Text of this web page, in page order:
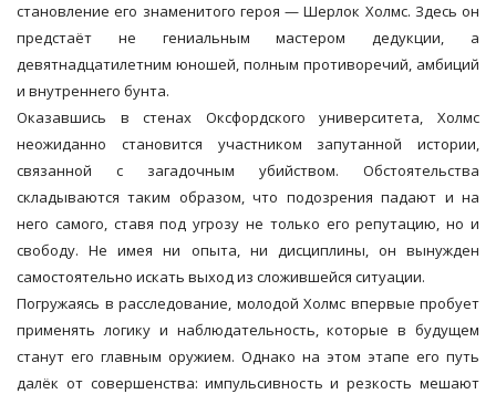
становление его знаменитого героя — Шерлок Холмс. Здесь он
предстаёт не гениальным мастером дедукции, а
девятнадцатилетним юношей, полным противоречий, амбиций
и внутреннего бунта.
Оказавшись в стенах Оксфордского университета, Холмс
неожиданно становится участником запутанной истории,
связанной с загадочным убийством. Обстоятельства
складываются таким образом, что подозрения падают и на
него самого, ставя под угрозу не только его репутацию, но и
свободу. Не имея ни опыта, ни дисциплины, он вынужден
самостоятельно искать выход из сложившейся ситуации.
Погружаясь в расследование, молодой Холмс впервые пробует
применять логику и наблюдательность, которые в будущем
станут его главным оружием. Однако на этом этапе его путь
далёк от совершенства: импульсивность и резкость мешают